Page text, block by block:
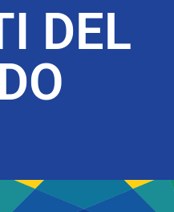
DEL